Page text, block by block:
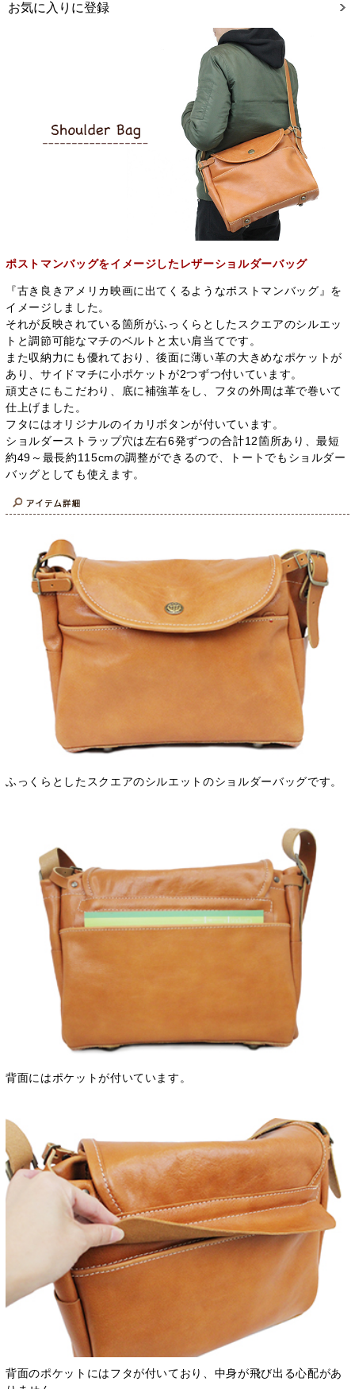
お気に入りに登録
ポストマンバッグをイメージしたレザーショルダーバッグ
『古き良きアメリカ映画に出てくるようなポストマンバッグ』を
イメージしました。
それが反映されている箇所がふっくらとしたスクエアのシルエッ
トと調節可能なマチのベルトと太い肩当てです。
また収納力にも優れており、後面に薄い革の大きめなポケットが
あり、サイドマチに小ポケットが2つずつ付いています。
頑丈さにもこだわり、底に補強革をし、フタの外周は革で巻いて
仕上げました。
フタにはオリジナルのイカリボタンが付いています。
ショルダーストラップ穴は左右6発ずつの合計12箇所あり、最短
約49～最長約115cmの調整ができるので、トートでもショルダー
バッグとしても使えます。
ふっくらとしたスクエアのシルエットのショルダーバッグです。
背面にはポケットが付いています。
背面のポケットにはフタが付いており、中身が飛び出る心配があ